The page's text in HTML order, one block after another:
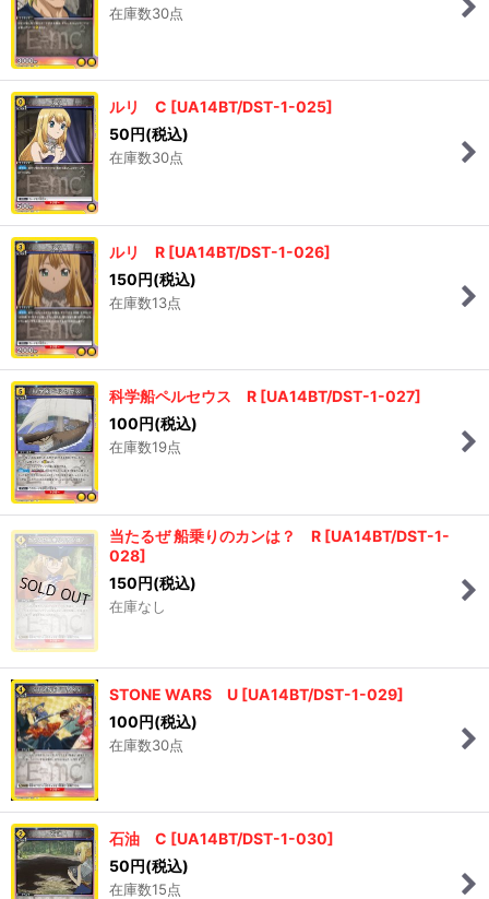
在庫数30点
ルリ C [UA14BT/DST-1-025]
50円(税込)
在庫数30点
ルリ R [UA14BT/DST-1-026]
150円(税込)
在庫数13点
科学船ペルセウス R [UA14BT/DST-1-027]
100円(税込)
在庫数19点
当たるぜ 船乗りのカンは？ R [UA14BT/DST-1-
028]
150円(税込)
在庫なし
STONE WARS U [UA14BT/DST-1-029]
100円(税込)
在庫数30点
石油 C [UA14BT/DST-1-030]
50円(税込)
在庫数15点